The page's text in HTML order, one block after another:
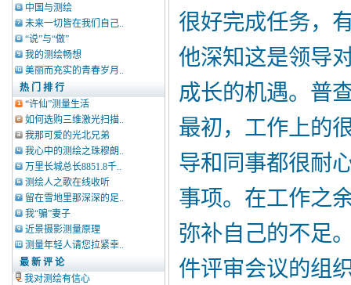
中国与测绘
未来一切皆在我们自己..
“说”与“做”
我的测绘畅想
美丽而充实的青春岁月..
热 门 排 行
“许仙”测量生活
如何选购三维激光扫描..
我那可爱的光北兄弟
我心中的测绘之珠穆朗..
万里长城总长8851.8千..
测绘人之歌在线收听
留在雪地里那深深的足..
我“骗”妻子
近景摄影测量原理
测量年轻人请您拉紧幸..
最 新 评 论
我对测绘有信心
很好完成任务，
他深知这是领导
成长的机遇。普
最初，工作上的
导和同事都很耐
事项。在工作之
弥补自己的不足
件评审会议的组